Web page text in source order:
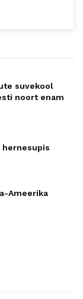
suvekool
noort enam
hernesupis
Ameerika